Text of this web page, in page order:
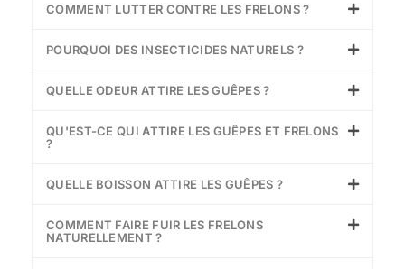
COMMENT LUTTER CONTRE LES FRELONS ?
POURQUOI DES INSECTICIDES NATURELS ?
QUELLE ODEUR ATTIRE LES GUÊPES ?
QU'EST-CE QUI ATTIRE LES GUÊPES ET FRELONS
?
QUELLE BOISSON ATTIRE LES GUÊPES ?
COMMENT FAIRE FUIR LES FRELONS
NATURELLEMENT ?